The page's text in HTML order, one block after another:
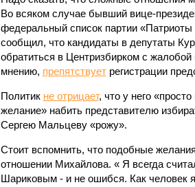
Во всяком случае бывший вице-
федеральный список партии
сообщил, что кандидаты в депутаты
обратиться в Центризбирком с жалобой
мнению, препятствуетрегистрации
Политик не отрицает, что у него
желание» набить представителю
Сергею Мальцеву «рожу».
Стоит вспомнить, что подобные
отношении Михайлова. « Я всегда
Шариковым - и не ошибся. Как человек